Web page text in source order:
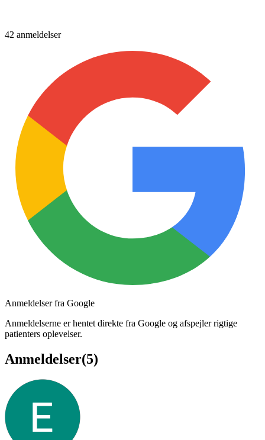
42 anmeldelser
Anmeldelser fra Google
Anmeldelserne er hentet direkte fra Google og afspejler rigtige
patienters oplevelser.
Anmeldelser(5)